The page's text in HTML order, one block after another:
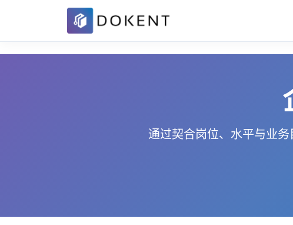
通过契合岗位、水平与业